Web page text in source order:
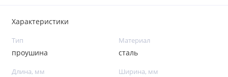
Характеристики
Тип
проушина
Материал
сталь
Длина, мм Ширина, мм